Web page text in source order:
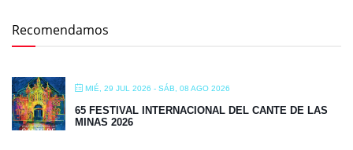
Recomendamos
MIÉ, 29 JUL 2026 - SÁB, 08 AGO 2026
65 FESTIVAL INTERNACIONAL DEL CANTE DE LAS
MINAS 2026